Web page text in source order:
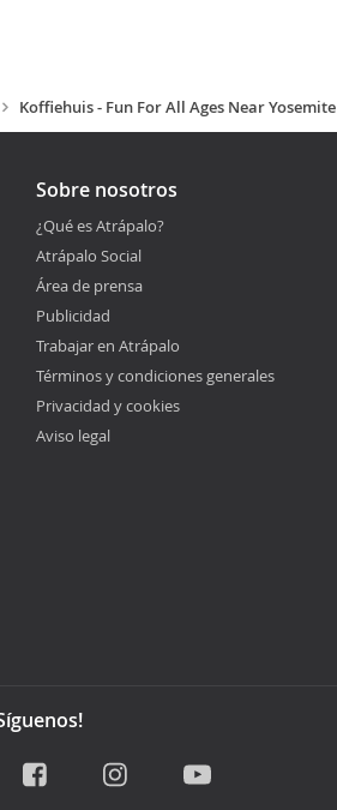
Koffiehuis - Fun For All Ages Near Yosemite
Sobre nosotros
¿Qué es Atrápalo?
Atrápalo Social
Área de prensa
Publicidad
Trabajar en Atrápalo
Términos y condiciones generales
Privacidad y cookies
Aviso legal